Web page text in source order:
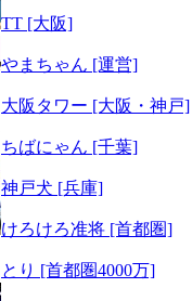
TT [大阪]
やまちゃん [運営]
大阪タワー [大阪・神戸]
ちばにゃん [千葉]
神戸犬 [兵庫]
けろけろ准将 [首都圏]
とり [首都圏4000万]